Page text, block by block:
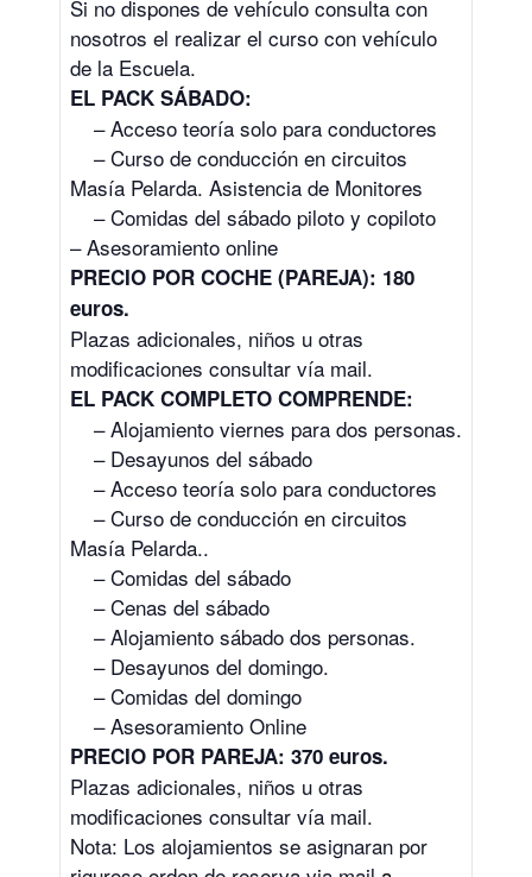
Si no dispones de vehículo consulta con
nosotros el realizar el curso con vehículo
de la Escuela.
EL PACK SÁBADO:
– Acceso teoría solo para conductores
– Curso de conducción en circuitos
Masía Pelarda. Asistencia de Monitores
– Comidas del sábado piloto y copiloto
– Asesoramiento online
PRECIO POR COCHE (PAREJA): 180
euros.
Plazas adicionales, niños u otras
modificaciones consultar vía mail.
EL PACK COMPLETO COMPRENDE:
– Alojamiento viernes para dos personas.
– Desayunos del sábado
– Acceso teoría solo para conductores
– Curso de conducción en circuitos
Masía Pelarda..
– Comidas del sábado
– Cenas del sábado
– Alojamiento sábado dos personas.
– Desayunos del domingo.
– Comidas del domingo
– Asesoramiento Online
PRECIO POR PAREJA: 370 euros.
Plazas adicionales, niños u otras
modificaciones consultar vía mail.
Nota: Los alojamientos se asignaran por